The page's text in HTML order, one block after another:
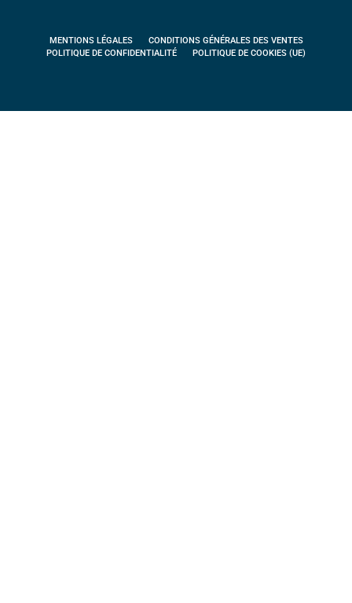
MENTIONS LÉGALES
CONDITIONS GÉNÉRALES DES VENTES
POLITIQUE DE CONFIDENTIALITÉ
POLITIQUE DE COOKIES (UE)